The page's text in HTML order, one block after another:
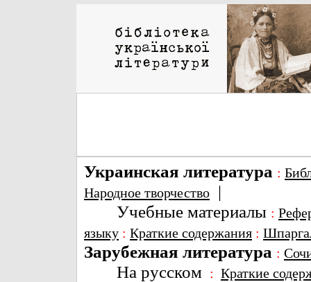
Украинская литература :
Народное творчество |
Учебные материалы :
языку : Краткие содержания :
Зарубежная литература :
На русском : Краткие